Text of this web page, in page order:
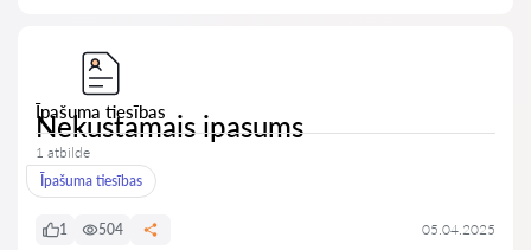
Īpašuma tiesības
Nekustamais ipasums
1 atbilde
Īpašuma tiesības
1 504 05.04.2025